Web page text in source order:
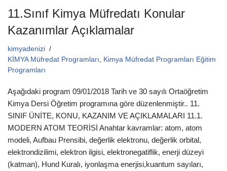
11.Sınıf Kimya Müfredatı Konular
Kazanımlar Açıklamalar
kimyadenizi
KİMYA Müfredat Programları
Kimya Müfredat Programları Eğitim
Programları
Aşağıdaki program 09/01/2018 Tarih ve 30 sayılı Ortaöğretim
Kimya Dersi Öğretim programına göre düzenlenmiştir.. 11.
SINIF ÜNİTE, KONU, KAZANIM VE AÇIKLAMALARI 11.1.
MODERN ATOM TEORİSİ Anahtar kavramlar: atom, atom
modeli, Aufbau Prensibi, değerlik elektronu, değerlik orbital,
elektrondizilimi, elektron ilgisi, elektronegatiflik, enerji düzeyi
(katman), Hund Kuralı, iyonlaşma enerjisi,kuantum sayıları,